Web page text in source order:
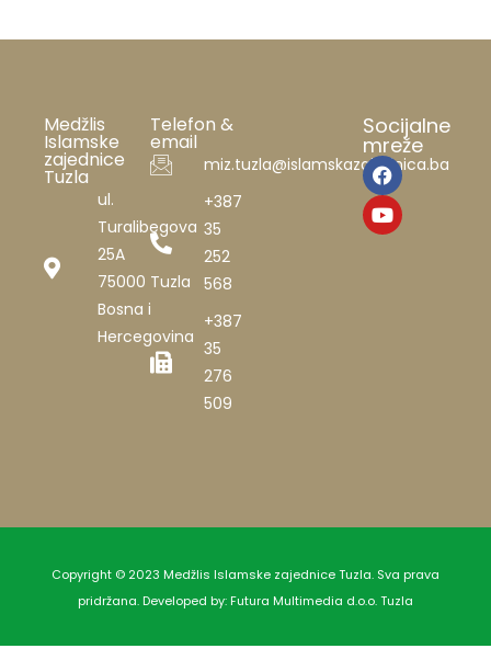
Medžlis
Islamske
zajednice
Tuzla
ul.
Turalibegova
25A
75000 Tuzla
Bosna i
Hercegovina
Telefon &
email
miz.tuzla@islamskazajednica.ba
+387
35
252
568
+387
35
276
509
Socijalne
mreže
Copyright © 2023 Medžlis Islamske zajednice Tuzla. Sva prava
pridržana. Developed by: Futura Multimedia d.o.o. Tuzla